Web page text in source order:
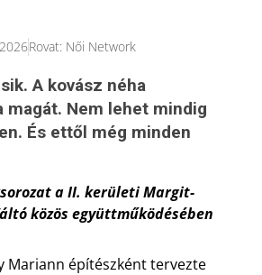
Rovat: Női Network
A kovász néha
magát. Nem lehet mindig
És ettől még minden
a II. kerületi Margit-
közös együttműködésében
Mariann építészként tervezte